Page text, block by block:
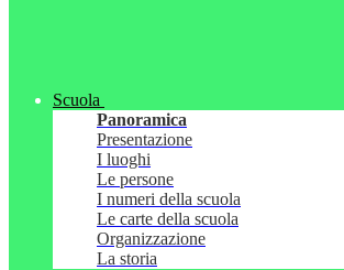
Scuola
Panoramica
Presentazione
I luoghi
Le persone
I numeri della scuola
Le carte della scuola
Organizzazione
La storia